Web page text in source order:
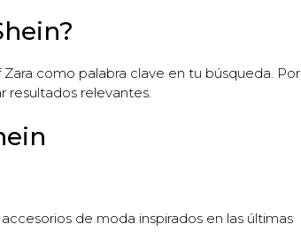
como palabra clave en tu búsqueda. Por
resultados relevantes.
de moda inspirados en las últimas